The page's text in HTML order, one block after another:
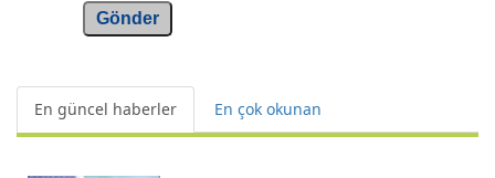
Gönder
En güncel haberler En çok okunan